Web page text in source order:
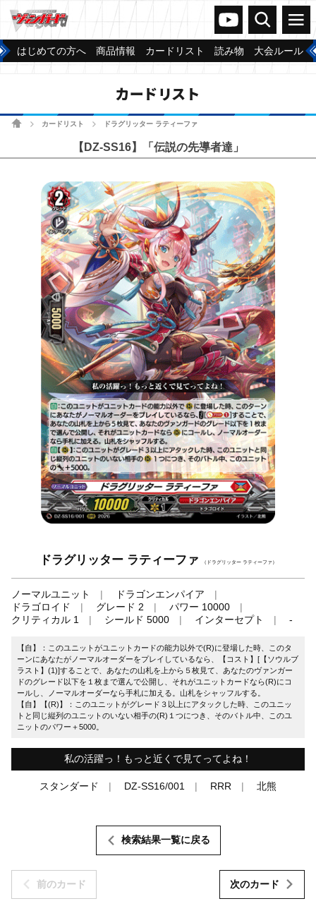
ヴァンガードch
検索 メニュー
はじめての方へ 商品情報 カードリスト 読み物 大会ルール
カードリスト
ホームカードリスト ドラグリッター ラティーファ
【DZ-SS16】「伝説の先導者達」
ドラグリッター ラティーファ （ドラグリッター ラティーファ）
ノーマルユニット
ドラゴンエンパイア
ドラゴロイド
グレード 2
パワー 10000
クリティカル 1
シールド 5000 インターセプト -
【自】：このユニットがユニットカードの能力以外で(R)に登場した時、このタ
ーンにあなたがノーマルオーダーをプレイしているなら、【コスト】[【ソウルブ
ラスト】(1)]することで、あなたの山札を上から５枚見て、あなたのヴァンガー
ドのグレード以下を１枚まで選んで公開し、それがユニットカードなら(R)にコ
ールし、ノーマルオーダーなら手札に加える。山札をシャッフルする。
【自】【(R)】：このユニットがグレード３以上にアタックした時、このユニッ
トと同じ縦列のユニットのいない相手の(R)１つにつき、そのバトル中、このユ
ニットのパワー＋5000。
私の活躍っ！もっと近くで見てってよね！
スタンダード DZ-SS16/001 RRR 北熊
前のカード
検索結果一覧に戻る
次のカード